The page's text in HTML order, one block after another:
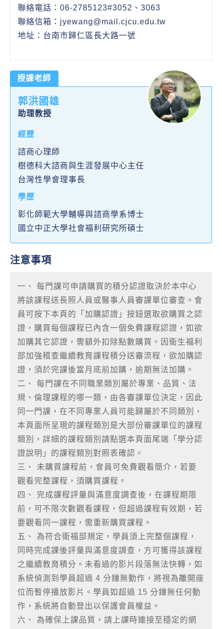
聯絡電話：06-2785123#3052、3063
聯絡信箱：jyewang@mail.cjcu.edu.tw
地址：台南市歸仁區長大路一號
授課老師
郭洪國雄
助理教授
經歷
諮商心理師
樹德科大諮商與生涯發展中心主任
台灣性學會理事長
學歷
彰化師範大學輔導與諮商學系博士
國立中正大學社會福利研究所碩士
注意事項
一、 每門課可申請購買的積分認證取決於本中心
將該課程送長照人員或醫事人員審課單位審查。會
員可按下本頁的「加購認證」按鈕選取欲購買之認
證，購買每個課程已內含一個免費課程認證，如欲
加購其它認證，需額外扣除點數購買。因衛生福利
部加強稽查繼續教育課程積分送審流程，欲加購認
證，須於完課後當月底前加購，逾期無法加購。
二、 每門課在不同職業類別屬於專業、品質、法
規、倫理課程的哪一類，由各審課單位決定，因此
同一門課，在不同專業人員可能歸屬於不同類別，
本頁面所呈現的課程類別是大部份審課單位的課程
類別，詳細的課程類別請點選本頁面尾端「學分認
證說明」的課程類別對照表確認。
三、 未購買課程前，會員可免費觀看簡介，若要
觀看完整課程，須購買課程。
四、 完成課程評量與滿意度調查後，在課程期限
前，可不限次數觀看課程，但超過課程有效期，若
要觀看同一課程，需重新購買課程。
五、 為符合衛福部規定，學員須上完整個課程，
同時完成課後評量與滿意度調查，方可獲得該課程
之繼續教育積分。未看過的影片段落無法快轉，如
系統偵測到學員超過 4 分鐘無動作，將視為離開座
位而暫停播放影片。學員如超過 15 分鐘無任何動
作，系統將自動登出以保護會員權益。
六、 為確保上課品質，請上課時連接至穩定的網